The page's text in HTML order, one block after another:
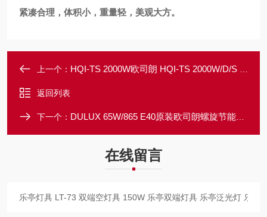
紧凑合理，体积小，重量轻，美观大方。
上一个： HQI-TS 2000W欧司朗 HQI-TS 2000W/D/S 欧司朗双端金卤灯管 欧标金卤灯 体育场馆灯
返回列表
下一个： DULUX 65W/865 E40原装欧司朗螺旋节能灯 DULUX 65W/865 *星节能灯 电子节能灯 E40
在线留言